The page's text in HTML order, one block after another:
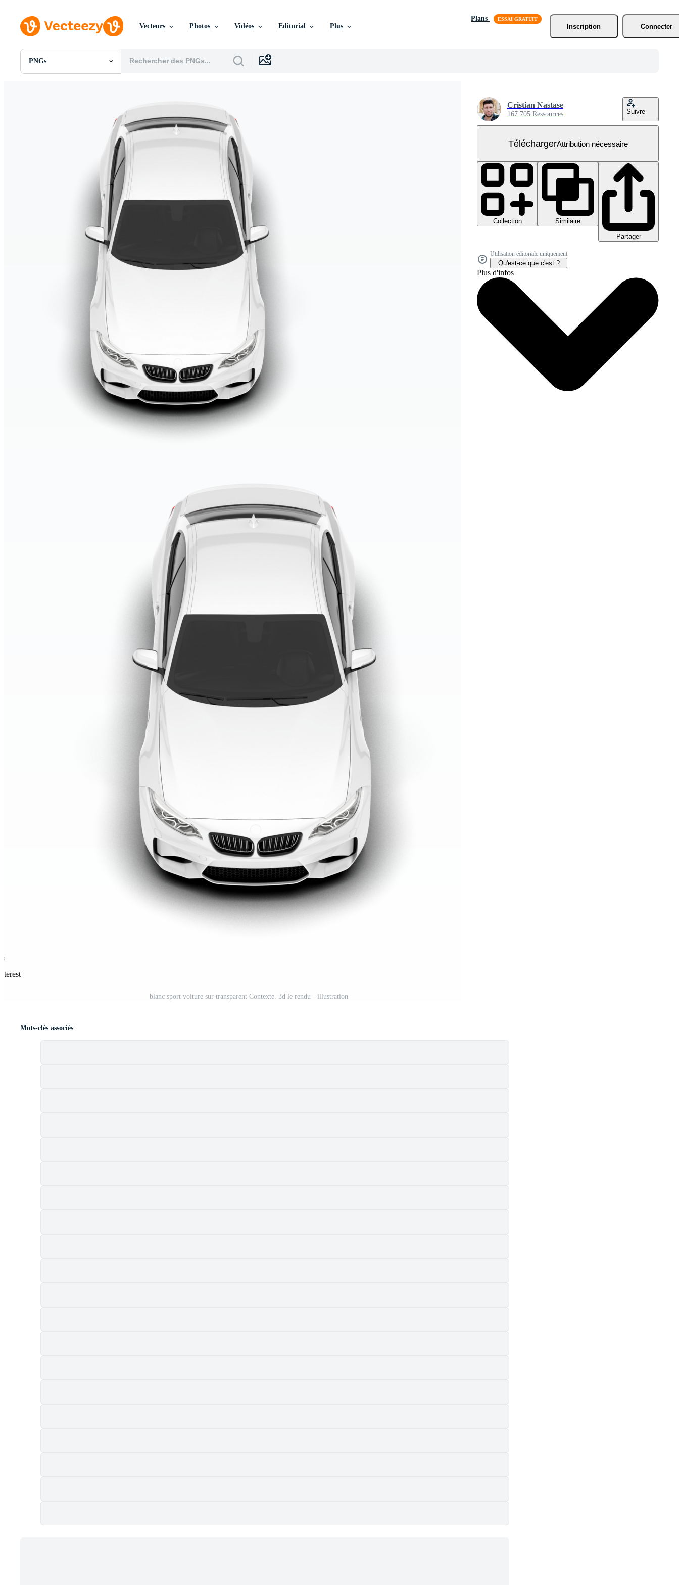
Vecteurs Photos Vidéos Editorial Plus
Plans
Inscription
Connecter
PNGs
Toutes Images
Événements Éditoriaux
blanc sport voiture sur transparent Contexte. 3d le rendu - illustration
Cristian Nastase
167 705 Ressources Suivre
TéléchargerAttribution nécessaire
Collection
Similaire
Partager
Utilisation éditoriale uniquement
Qu'est-ce que c'est ?
Plus d'infos
Mots-clés associés